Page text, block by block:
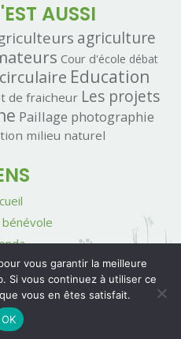
AUSSI
agriculture
Cour d'école débat
Education
de fraicheur Les projets
Paillage photographie
milieu naturel
légales
vous garantir la meilleure
Si vous continuez à utiliser ce
vous en êtes satisfait.
OK